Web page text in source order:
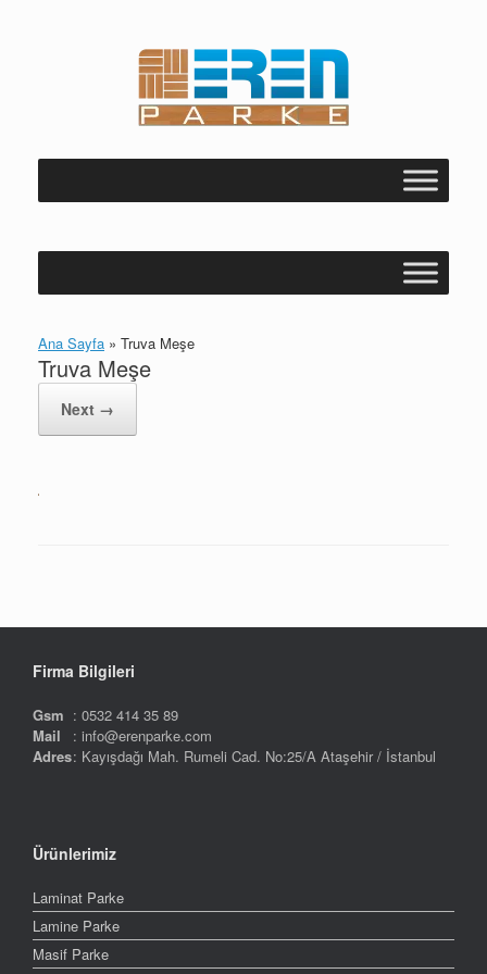
Ana Sayfa » Truva Meşe
Truva Meşe
Next →
Firma Bilgileri
Gsm : 0532 414 35 89
Mail
: info@erenparke.com
Adres: Kayışdağı Mah. Rumeli Cad. No:25/A Ataşehir / İstanbul
Ürünlerimiz
Laminat Parke
Lamine Parke
Masif Parke